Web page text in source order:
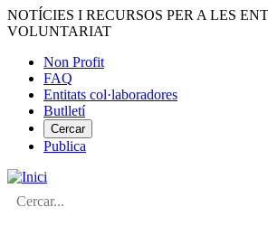
Vés
al
NOTÍCIES I RECURSOS PER A LES
VOLUNTARIAT
Menú
del
compte
d'usuari
Non Profit
FAQ
Entitats col·laboradores
Butlletí
Cercar
Publica
Cerca